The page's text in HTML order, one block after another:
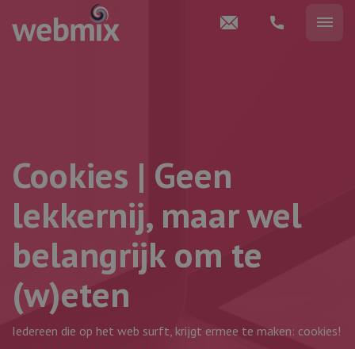
Cookies | Geen
lekkernij, maar wel
belangrijk om te
(w)eten
Iedereen die op het web surft, krijgt ermee te maken: cookies!